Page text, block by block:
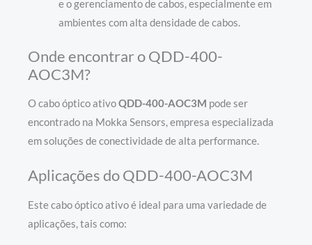
e o gerenciamento de cabos, especialmente em
ambientes com alta densidade de cabos.
Onde encontrar o QDD-400-
AOC3M?
O cabo óptico ativoQDD-400-AOC3M pode ser
encontrado na Mokka Sensors, empresa especializada
em soluções de conectividade de alta performance.
Aplicações do QDD-400-AOC3M
Este cabo óptico ativo é ideal para uma variedade de
aplicações, tais como: